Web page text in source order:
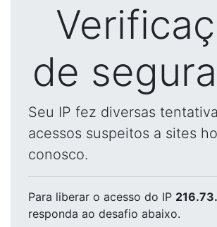
de
Seu IP fez diversas
acessos suspeitos a sites
conosco.
Para liberar o acesso do IP
responda ao desafio abaixo.